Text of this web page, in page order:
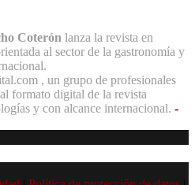
Coterón lanza la revista en
al sector de la gastronomía y
, un grupo de profesionales
formato digital de la revista
y con alcance internacional. -